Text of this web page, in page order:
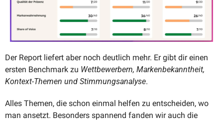
Der Report liefert aber noch deutlich mehr. Er gibt dir einen
ersten Benchmark zu Wettbewerbern, Markenbekanntheit,
Kontext-Themen und Stimmungsanalyse.
Alles Themen, die schon einmal helfen zu entscheiden, wo
man ansetzt. Besonders spannend fanden wir auch die